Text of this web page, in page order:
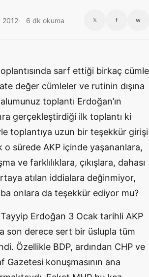
2012 6 dk okuma 𝕏 f w
sarf ettiği birkaç cümle
değer cümleler ve rutinin dışına
toplantı Erdoğan’ın
gerçekleştirdiği ilk toplantı ki
toplantıya uzun bir teşekkür girişi
o sürede AKP içinde yaşananlara,
ve farklılıklara, çıkışlara, dahası
atılan iddialara değinmiyor,
onlara da teşekkür ediyor mu?
Erdoğan 3 Ocak tarihli AKP
son derece sert bir üslupla tüm
Özellikle BDP, ardından CHP ve
Gazetesi konuşmasının ana